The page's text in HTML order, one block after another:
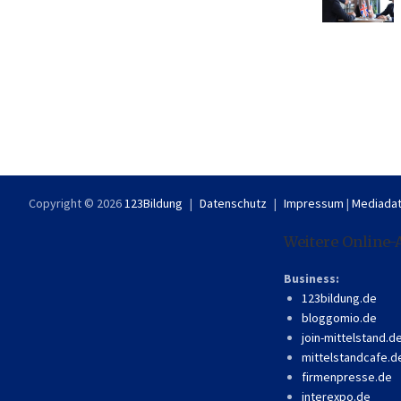
Copyright © 2026123Bildung Datenschutz Impressum |
Weitere Online-
Business:
123bildung.de
bloggomio.de
join-mittelstand.de
firmenpresse.de
interexpo.de